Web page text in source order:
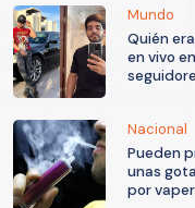
Mundo
Quién
en vivo
Nacional
Pueden
unas
por